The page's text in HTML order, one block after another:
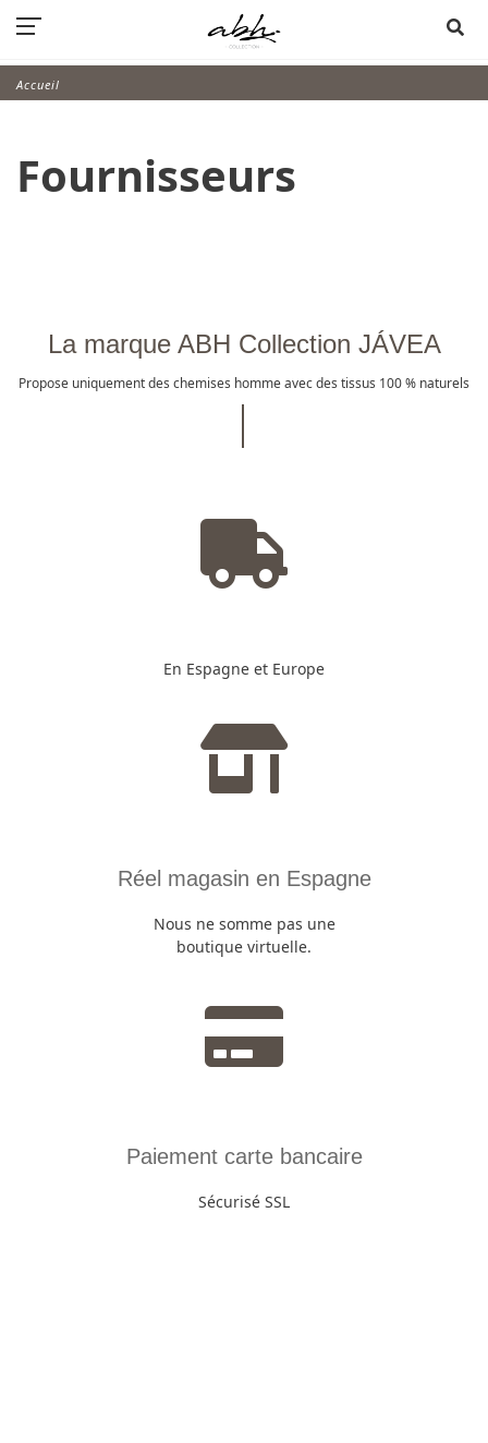
Accueil
Fournisseurs
La marque ABH Collection JÁVEA
Propose uniquement des chemises homme avec des tissus 100 % naturels
En Espagne et Europe
Réel magasin en Espagne
Nous ne somme pas une
boutique virtuelle.
Paiement carte bancaire
Sécurisé SSL